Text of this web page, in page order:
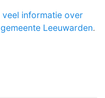
informatie over
Leeuwarden.